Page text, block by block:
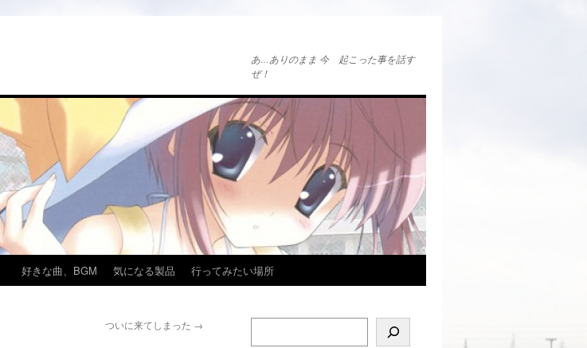
あ…ありのまま 今 起こった事を話す
ぜ！
好きな曲、BGM 気になる製品 行ってみたい場所
ついに来てしまった →